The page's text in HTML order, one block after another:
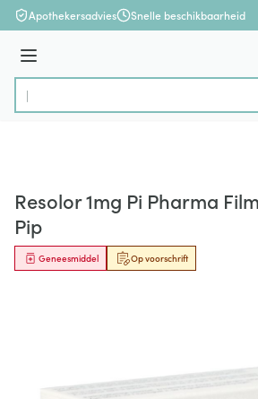
Ga naar de inhoud
Apothekersadvies Snelle beschikbaarheid
Menu
Product, merk, categorie...
Resolor 1mg Pi Pharma
Pip
Op voorschrift
Geneesmiddel